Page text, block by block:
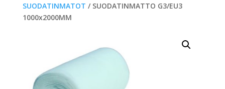
SUODATINMATOT / SUODATINMATTO G3/EU3
1000x2000MM